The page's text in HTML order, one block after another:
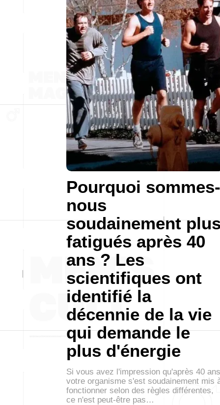
Pourquoi sommes-
nous
soudainement
fatigués après 40
ans ? Les
scientifiques ont
identifié la
décennie de la vie
qui demande le
plus d'énergie
Si vous avez l'impression qu'après 40 ans
votre organisme s'est soudainement mis
fonctionner selon des règles différentes,
ce n'est peut-être pas…